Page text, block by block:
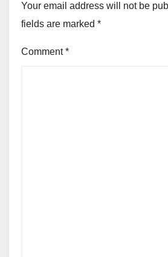
Your email address will not be
fields are marked *
Comment*